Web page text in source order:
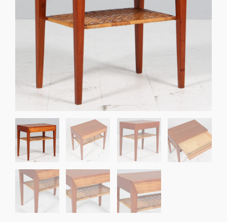
Sko til Arne Jacobsen stole
Stole
DKK 100,00